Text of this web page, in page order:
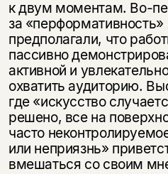
к двум моментам. Во-
за
предполагали, что
пассивно
активной и
охватить аудиторию.
где «искусство
решено, все на
часто
или неприязнь»
вмешаться со своим